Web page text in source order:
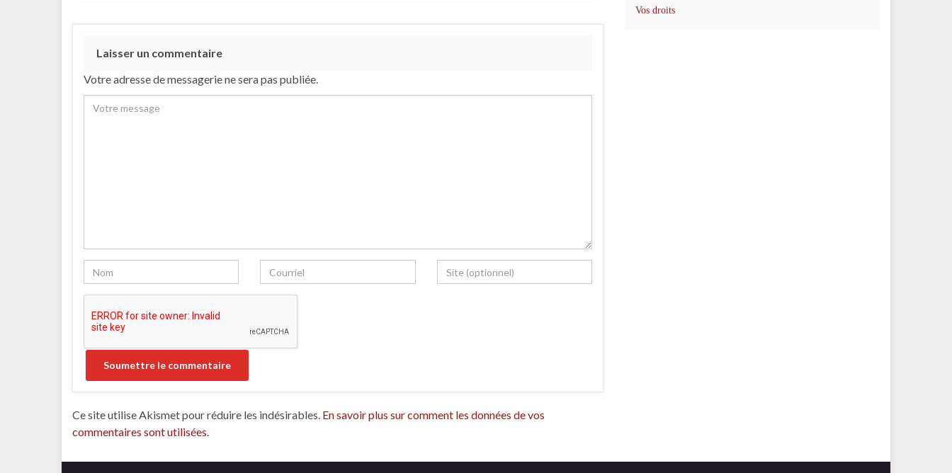
Laisser un commentaire
Votre adresse de messagerie ne sera pas publiée.
Ce site utilise Akismet pour réduire les indésirables. En savoir plus sur comment les données de vos
commentaires sont utilisées.
Vos droits